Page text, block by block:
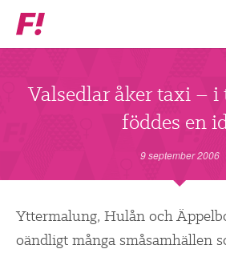
Feministiskt
initiativ
ENGAGERA DIG I F!
Valsedlar åker taxi – i
föddes en
9 september 2006
Yttermalung, Hulån och
oändligt många småsamhällen